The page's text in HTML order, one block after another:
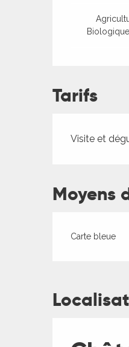
Tarifs
Tarifs 2026
Visite et
Moyens
Carte bleue